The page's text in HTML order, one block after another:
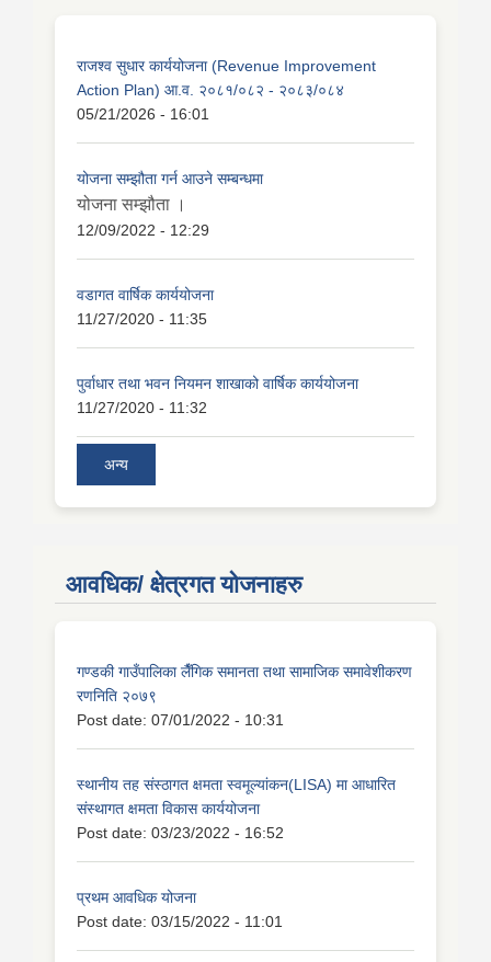
राजश्व सुधार कार्ययोजना (Revenue Improvement
Action Plan) आ.व. २०८१/०८२ - २०८३/०८४
05/21/2026 - 16:01
योजना सम्झौता गर्न आउने सम्बन्धमा
योजना सम्झौता ।
12/09/2022 - 12:29
वडागत वार्षिक कार्ययोजना
11/27/2020 - 11:35
पुर्वाधार तथा भवन नियमन शाखाको वार्षिक कार्ययोजना
11/27/2020 - 11:32
अन्य
आवधिक/ क्षेत्रगत योजनाहरु
गण्डकी गाउँपालिका लैँगिक समानता तथा सामाजिक समावेशीकरण
रणनिति २०७९
Post date: 07/01/2022 - 10:31
स्थानीय तह संस्ठागत क्षमता स्वमूल्यांकन(LISA) मा आधारित
संस्थागत क्षमता विकास कार्ययोजना
Post date: 03/23/2022 - 16:52
प्रथम आवधिक योजना
Post date: 03/15/2022 - 11:01